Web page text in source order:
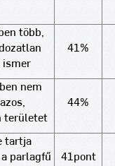
több,
41%
nem
területet
44%
tartja
parlagfű
41pont